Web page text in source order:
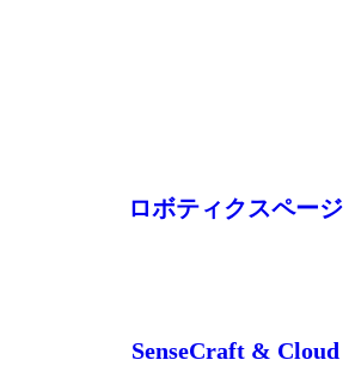
ロボティクスページ
SenseCraft & Cloud